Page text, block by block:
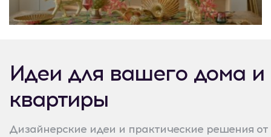
Идеи для вашего дома и
квартиры
Дизайнерские идеи и практические решения от